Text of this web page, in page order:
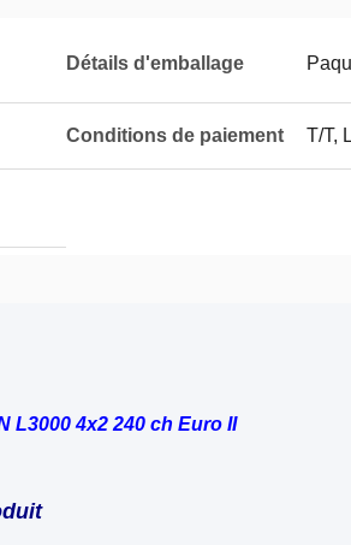
Détails d'emballage
Conditions de paiement T/T,
L3000 4x2 240 ch Euro II